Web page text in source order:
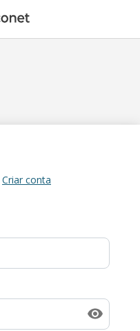
Criar conta